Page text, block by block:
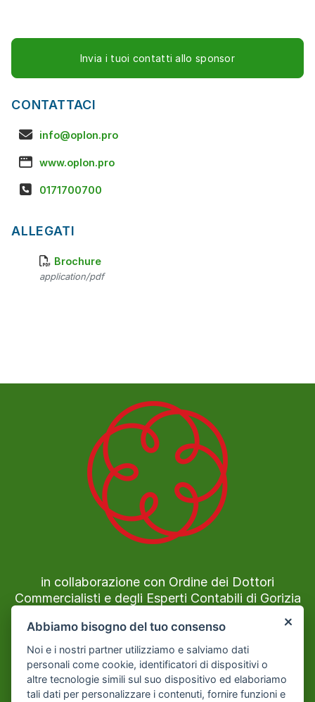
Invia i tuoi contatti allo sponsor
CONTATTACI
info@oplon.pro
www.oplon.pro
0171700700
ALLEGATI
Brochure
application/pdf
in collaborazione con Ordine dei Dottori
Commercialisti e degli Esperti Contabili di Gorizia
Sede Legale ADCEC: Via G. Allegri 29/3 -
30174 Venezia Mestre
Abbiamo bisogno del tuo consenso
Noi e i nostri partner utilizziamo e salviamo dati
personali come cookie, identificatori di dispositivi o
altre tecnologie simili sul suo dispositivo ed elaboriamo
tali dati per personalizzare i contenuti, fornire funzioni e